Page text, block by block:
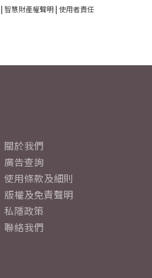
| 智慧財產權聲明 | 使用者責任
關於我們
廣告查詢
使用條款及細則
版權及免責聲明
私隱政策
聯絡我們